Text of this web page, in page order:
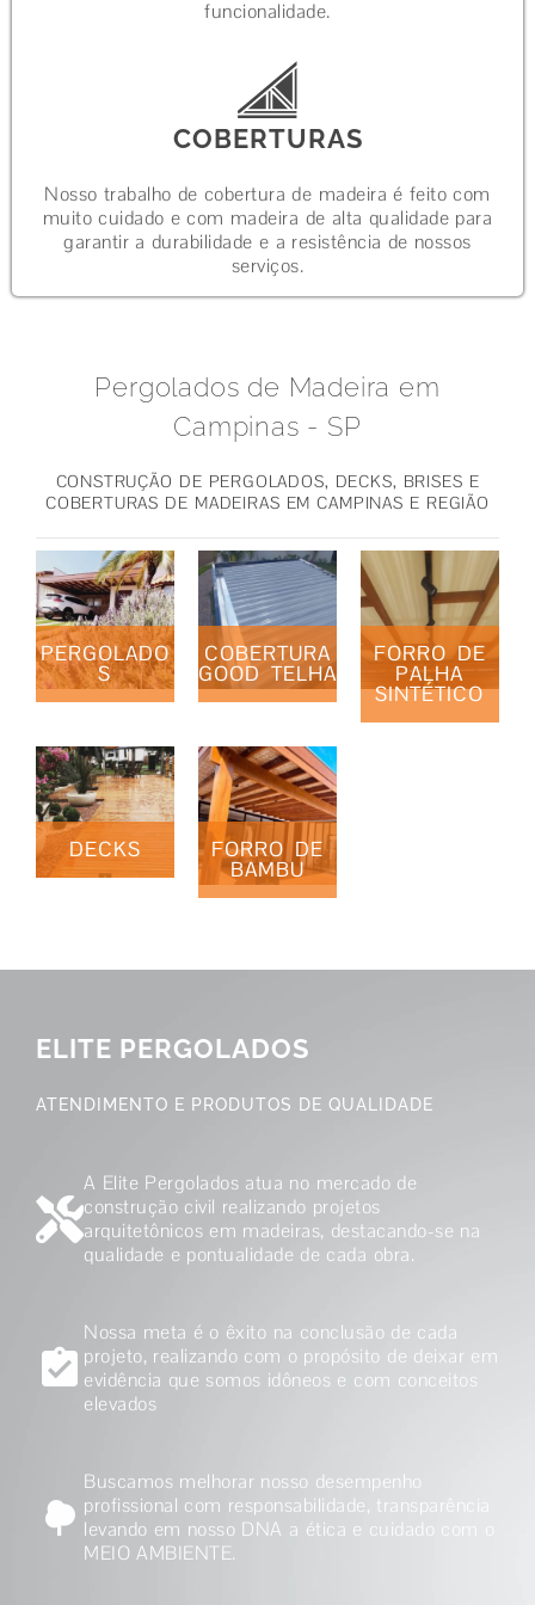
funcionalidade.
COBERTURAS
Nosso trabalho de cobertura de madeira é feito com
muito cuidado e com madeira de alta qualidade para
garantir a durabilidade e a resistência de nossos
serviços.
Pergolados de Madeira em
Campinas - SP
CONSTRUÇÃO DE PERGOLADOS, DECKS, BRISES E
COBERTURAS DE MADEIRAS EM CAMPINAS E REGIÃO
PERGOLADO
S
COBERTURA
GOOD TELHA
FORRO DE
PALHA
SINTÉTICO
DECKS FORRO DE
BAMBU
ELITE PERGOLADOS
ATENDIMENTO E PRODUTOS DE QUALIDADE
A Elite Pergolados atua no mercado de
construção civil realizando projetos
arquitetônicos em madeiras, destacando-se na
qualidade e pontualidade de cada obra.
Nossa meta é o êxito na conclusão de cada
projeto, realizando com o propósito de deixar em
evidência que somos idôneos e com conceitos
elevados
Buscamos melhorar nosso desempenho
profissional com responsabilidade, transparência
levando em nosso DNA a ética e cuidado com o
MEIO AMBIENTE.